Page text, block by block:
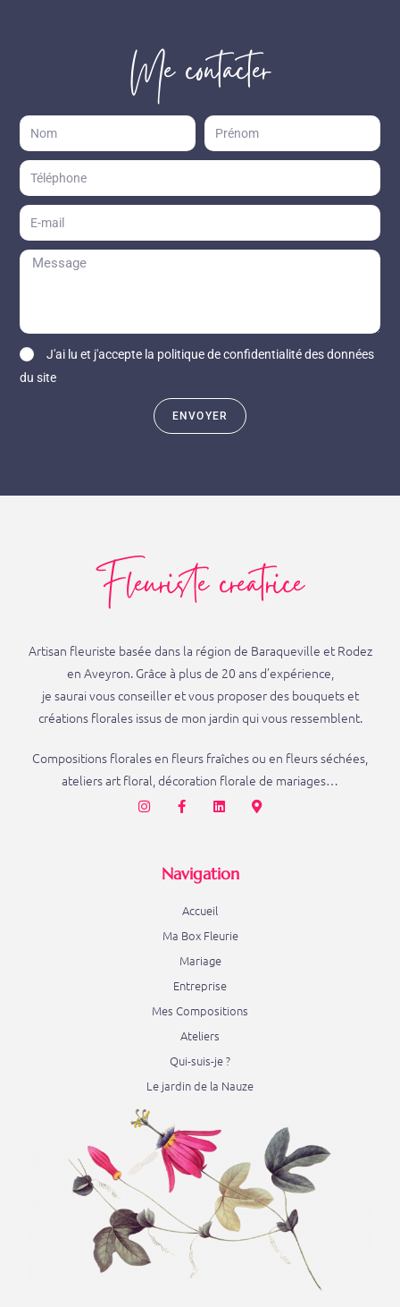
Me contacter
J'ai lu et j'accepte la politique de confidentialité des données
du site
ENVOYER
Fleuriste creatrice
Artisan fleuriste basée dans la région de Baraqueville et Rodez
en Aveyron. Grâce à plus de 20 ans d’expérience,
je saurai vous conseiller et vous proposer des bouquets et
créations florales issus de mon jardin qui vous ressemblent.
Compositions florales en fleurs fraîches ou en fleurs séchées,
ateliers art floral, décoration florale de mariages…
Navigation
Accueil
Ma Box Fleurie
Mariage
Entreprise
Mes Compositions
Ateliers
Qui-suis-je ?
Le jardin de la Nauze